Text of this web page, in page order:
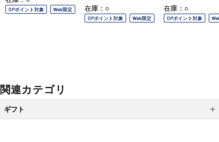
OPポイント対象 Web限定 在庫：○
OPポイント対象 Web限定
在庫：○
OPポイント対象
関連カテゴリ
ギフト